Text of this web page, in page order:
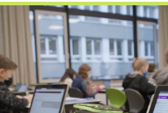
Startseite
Schule
Gemeinschaft